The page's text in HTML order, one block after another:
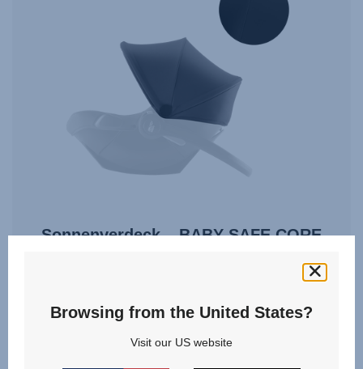
Sonnenverdeck – BABY-SAFE CORE
Browsing from the United States?
Visit our US website